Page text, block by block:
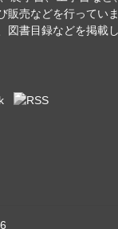
販売などを行っていま
図書目録などを掲載し